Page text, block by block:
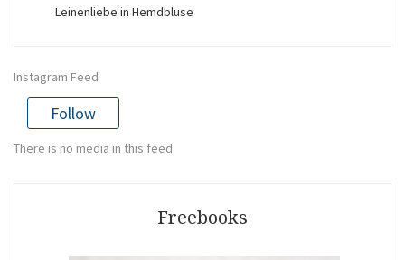
Leinenliebe in Hemdbluse
Instagram Feed
Follow
There is no media in this feed
Freebooks